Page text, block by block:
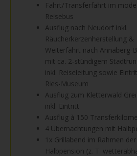
Fahrt/Transferfahrt im
Reisebus
Ausflug nach Neudorf inkl.
Räucherkerzenherstellung &
Weiterfahrt nach Annaberg-
mit ca. 2-stündigem
inkl. Reiseleitung sowie
Ries-Museum
Ausflug zum Kletterwald
inkl. Eintritt
Ausflug à 150
4 Übernachtungen mit
1x Grillabend im Rahmen der
Halbpension (z. T.